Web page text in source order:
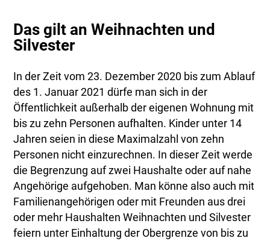
Das gilt an Weihnachten und
Silvester
In der Zeit vom 23. Dezember 2020 bis zum Ablauf
des 1. Januar 2021 dürfe man sich in der
Öffentlichkeit außerhalb der eigenen Wohnung mit
bis zu zehn Personen aufhalten. Kinder unter 14
Jahren seien in diese Maximalzahl von zehn
Personen nicht einzurechnen. In dieser Zeit werde
die Begrenzung auf zwei Haushalte oder auf nahe
Angehörige aufgehoben. Man könne also auch mit
Familienangehörigen oder mit Freunden aus drei
oder mehr Haushalten Weihnachten und Silvester
feiern unter Einhaltung der Obergrenze von bis zu